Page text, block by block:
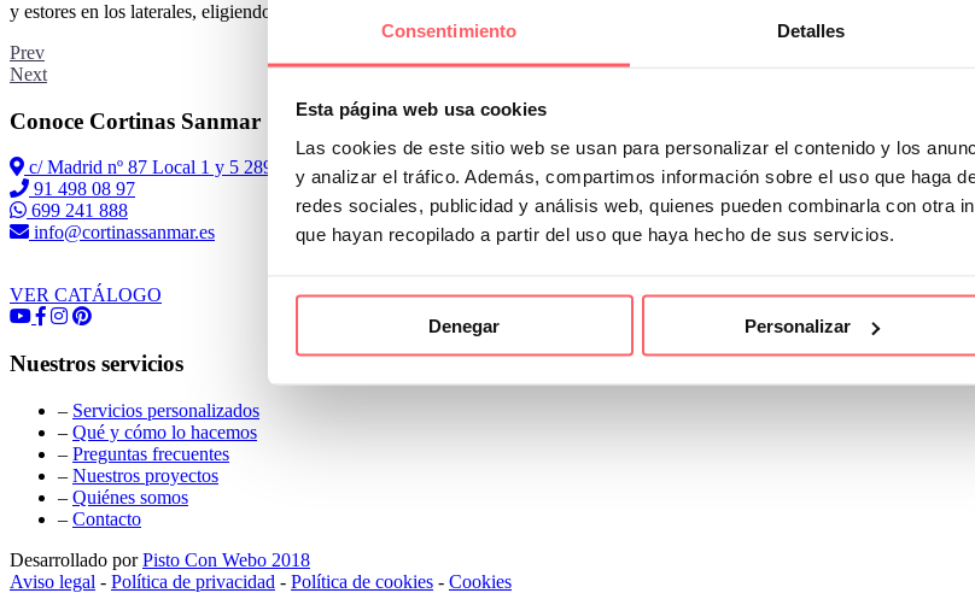
Consentimiento Detalles
Esta página web usa cookies
Las cookies de este sitio web se usan para personalizar el contenido y los
y analizar el tráfico. Además, compartimos información sobre el uso que haga
redes sociales, publicidad y análisis web, quienes pueden combinarla con otra
que hayan recopilado a partir del uso que haya hecho de sus servicios.
Denegar Personalizar
y estores en los laterales, eligiendo un tejido con tonos dorados de rayas y lisos
Prev
Next
Conoce Cortinas Sanmar
c/ Madrid nº 87 Local 1 y 5 28970 Madrid
91 498 08 97
699 241 888
info@cortinassanmar.es
VER CATÁLOGO
Nuestros servicios
– Servicios personalizados
– Qué y cómo lo hacemos
– Preguntas frecuentes
– Nuestros proyectos
– Quiénes somos
– Contacto
Desarrollado porPisto Con Webo 2018
Aviso legal - Política de privacidad - Política de cookies - Cookies